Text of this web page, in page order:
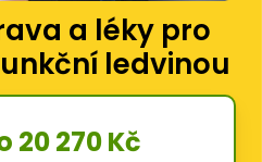
a léky pro
ledvinou
20 270 Kč